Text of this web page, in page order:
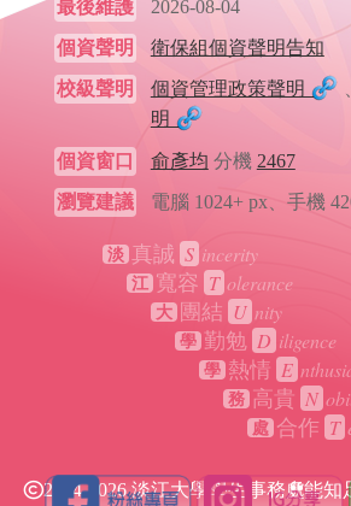
最後維護
2026-08-04
個資聲明
衛保組個資聲明告知
校級聲明
個資管理政策聲明
明
個資窗口 俞彥均 分機 2467
瀏覽建議
電腦 1024+ px、手機
淡 真誠 S incerity
江 寬容 T olerance
大 團結 U nity
學 勤勉 D iligence
學 熱情 E
務 高貴 N
處 合作 T
2024-2026 淡江大學學生事務處能知